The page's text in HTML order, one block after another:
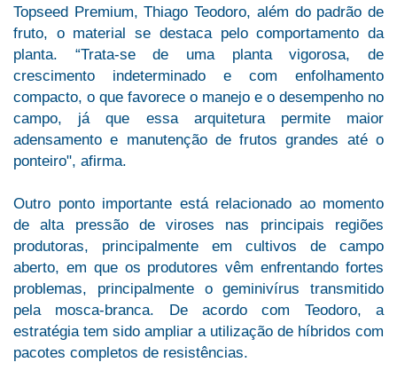
Topseed Premium, Thiago Teodoro, além do padrão de
fruto, o material se destaca pelo comportamento da
planta. “Trata-se de uma planta vigorosa, de
crescimento indeterminado e com enfolhamento
compacto, o que favorece o manejo e o desempenho no
campo, já que essa arquitetura permite maior
adensamento e manutenção de frutos grandes até o
ponteiro", afirma.
Outro ponto importante está relacionado ao momento
de alta pressão de viroses nas principais regiões
produtoras, principalmente em cultivos de campo
aberto, em que os produtores vêm enfrentando fortes
problemas, principalmente o geminivírus transmitido
pela mosca-branca. De acordo com Teodoro, a
estratégia tem sido ampliar a utilização de híbridos com
pacotes completos de resistências.